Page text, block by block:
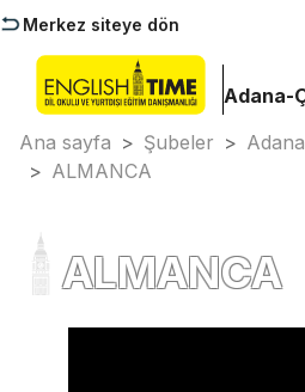
Merkez siteye dön
Adana-
Ana sayfa > Şubeler > Adana
> ALMANCA
ALMANCA